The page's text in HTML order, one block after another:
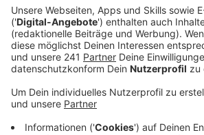
wie bisher anbieten.
Veröffentlicht:Donnerstag, 17.08.2023
Anzeige